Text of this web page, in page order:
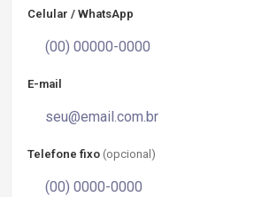
Celular / WhatsApp
E-mail
Telefone fixo (opcional)